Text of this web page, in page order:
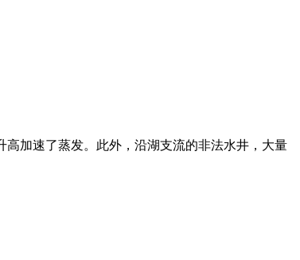
加速了蒸发。此外，沿湖支流的非法水井，大量